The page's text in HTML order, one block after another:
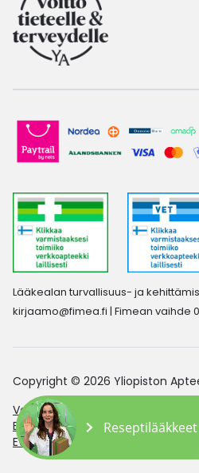
Lääkealan turvallisuus- ja
kirjaamo@fimea.fi | Fimean vaihde
Copyright © 2026 Yliopiston
Verkkoapteekin
Evästeasetukset
Evästekäytäntö